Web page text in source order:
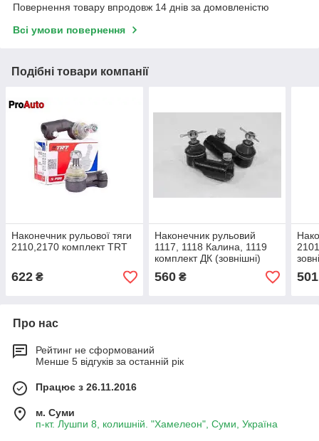
Повернення товару впродовж 14 днів за домовленістю
Всі умови повернення
Подібні товари компанії
Наконечник рульової тяги
2110,2170 комплект TRT
622 ₴
Наконечник рульовий
1117, 1118 Калина, 1119
комплект ДК (зовнішні)
560₴ 501
Про нас
Рейтинг не сформований
Менше 5 відгуків за останній рік
Працює з 26.11.2016
м. Суми
п-кт. Лушпи 8, колишній. "Хамелеон", Суми, Україна